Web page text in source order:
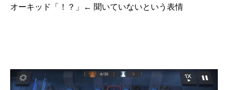
オーキッド「！？」← 聞いていないという表情